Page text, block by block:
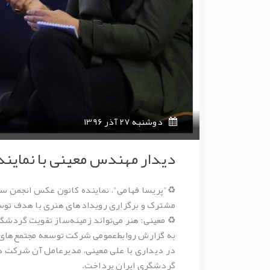
دوشنبه 27 آذر 1396
دیدار مهندس معینی با
♻️"پریسا فهامی"، نماینده کانون عکس
مشترک و برگزاری رویداد‌های هنری با هدف
♻️ معینی: هنر می‌تواند زمینه‌ساز تقویت
به گزارش روابط‌عمومی شرکت توسعه
در دیداری با علی معینی، مدیر‌عامل آن
گردشگری ایران پرداخت.